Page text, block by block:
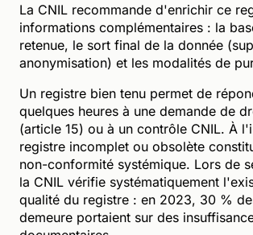
La CNIL recommande d'enrichir ce
informations complémentaires : la
retenue, le sort final de la donnée
anonymisation) et les modalités de
Un registre bien tenu permet de
quelques heures à une demande de
(article 15) ou à un contrôle CNIL. À
registre incomplet ou obsolète
non-conformité systémique. Lors de
la CNIL vérifie systématiquement
qualité du registre : en 2023, 30 %
demeure portaient sur des